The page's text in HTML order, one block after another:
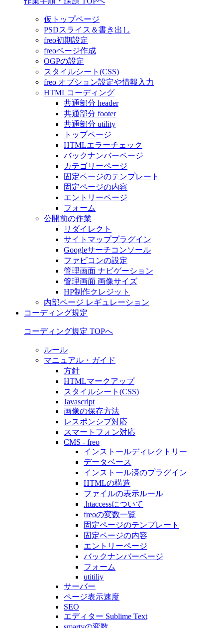
仮トップページ
PSDスライス＆書き出し
freo初期設定
freoページ作成
OGPの設定
スタイルシート(CSS)
freo オプション設定や情報入力
HTMLコーディング
共通部分 header
共通部分 footer
共通部分 utility
トップページ
HTMLエラーチェック
バックナンバーページ
カテゴリーページ
固定ページのテンプレート
固定ページの内容
エントリーページ
フォーム
公開前の作業
リダイレクト
サイトマッププラグイン
Googleサーチコンソール
ファビコンの設定
管理画面 ナビゲーション
管理画面 画像サイズ
HP制作クレジット
内部ページ レギュレーション
コーディング規定
コーディング規定 TOPへ
ルール
マニュアル・ガイド
方針
HTMLマークアップ
スタイルシート(CSS)
Javascript
画像の保存方法
レスポンシブ対応
スマートフォン対応
CMS - freo
インストールディレクトリー
データベース
インストール済のプラグイン
HTMLの構造
ファイルの表示ルール
.htaccessについて
freoの変数一覧
固定ページのテンプレート
固定ページの内容
エントリーページ
バックナンバーページ
フォーム
utitiliy
サーバー
ページ表示速度
SEO
エディター Sublime Text